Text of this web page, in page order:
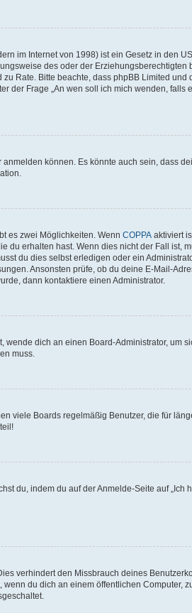
im Internet von 1998) ist ein Gesetz in den
des oder der Erziehungsberechtigten
Rate. Bitte beachte, dass phpBB Limited und
der Frage „An wen soll ich mich wenden, falls
können. Es könnte auch sein, dass
es zwei Möglichkeiten. Wenn COPPA aktiviert
du erhalten hast. Wenn dies nicht der Fall ist,
du dies selbst erledigen oder ein
Ansonsten prüfe, ob du deine E-Mail-
dann kontaktiere einen Administrator.
dich an einen Board-Administrator, um
muss.
viele Boards regelmäßig Benutzer, die für
du, indem du auf der Anmelde-Seite auf „Ich
verhindert den Missbrauch deines
du dich an einem öffentlichen Computer,